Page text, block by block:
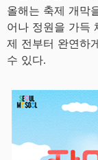
올해는 축제 개막
어나 정원을 가득
제 전부터 완연하
수 있다.